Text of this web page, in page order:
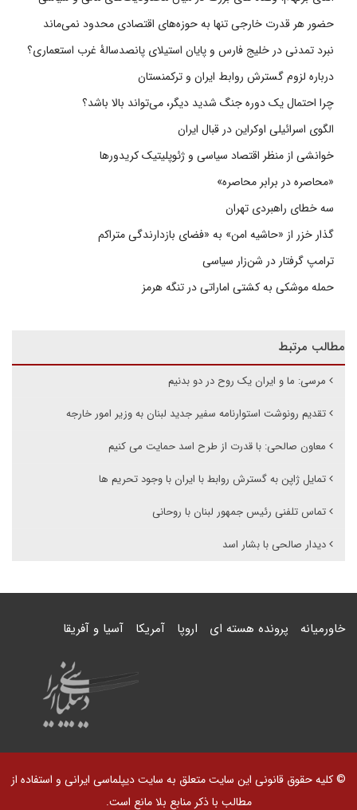
حضور هر قدرت خارجی تنها به حوزه‌های اقتصادی محدود نمی‌ماند
نبرد تمدنی در خلیج فارس و پایان استیلای پانصدسالۀ غرب استعماری؟
درباره لزوم گسترش روابط ایران و ترکمنستان
چرا احتمال یک دوره جنگ شدید دیگر، می‌تواند بالا باشد؟
الگوی اسرائیلی اوکراین در قبال ایران
خوانشی از منظر اقتصاد سیاسی و ژئوپلیتیک کریدورها
«محاصره در برابر محاصره»
سه خطای راهبردی تهران
گذار خزر از «حاشیه امن» به «فضای بازدارندگی متراکم
ترامپ گرفتار در شن‌زار سیاسی
حمله موشکی به کشتی اماراتی در تنگه هرمز
مطالب مرتبط
مرسی: ما و ایران یک روح در دو بدنیم
تقدیم رونوشت استوارنامه سفیر جدید لبنان به وزیر امور خارجه
معاون صالحی: با قدرت از طرح اسد حمایت می کنیم
تمایل ژاپن به گسترش روابط با ایران با وجود تحریم ها
تماس تلفنی رئیس جمهور لبنان با روحانی
دیدار صالحی با بشار اسد
خاورمیانه پرونده هسته ای اروپا آمریکا آسیا و آفریقا
© کلیه حقوق قانونی این سایت متعلق به سایت دیپلماسی ایرانی و استفاده از
مطالب با ذکر منابع بلا مانع است.